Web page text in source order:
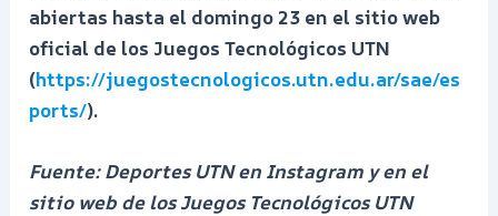
abiertas hasta el domingo 23 en el sitio web
oficial de los Juegos Tecnológicos UTN
(https://juegostecnologicos.utn.edu.ar/sae/es
ports/).
Fuente:Deportes UTN en Instagram y en el
sitio web de los Juegos Tecnológicos UTN